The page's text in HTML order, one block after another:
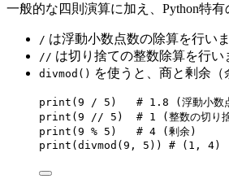
一般的な四則演算に加え、Python特有
/ は浮動小数点数の除算を行いま
// は切り捨ての整数除算を行い
divmod() を使うと、商と剰余（
print ( 9 / 5 ) # 1.8 (浮動小数
print ( 9 // 5 ) # 1 (整数の切り
print ( 9 % 5 ) # 4 (剰余)
print ( divmod ( 9 , 5 )) # (1, 4)